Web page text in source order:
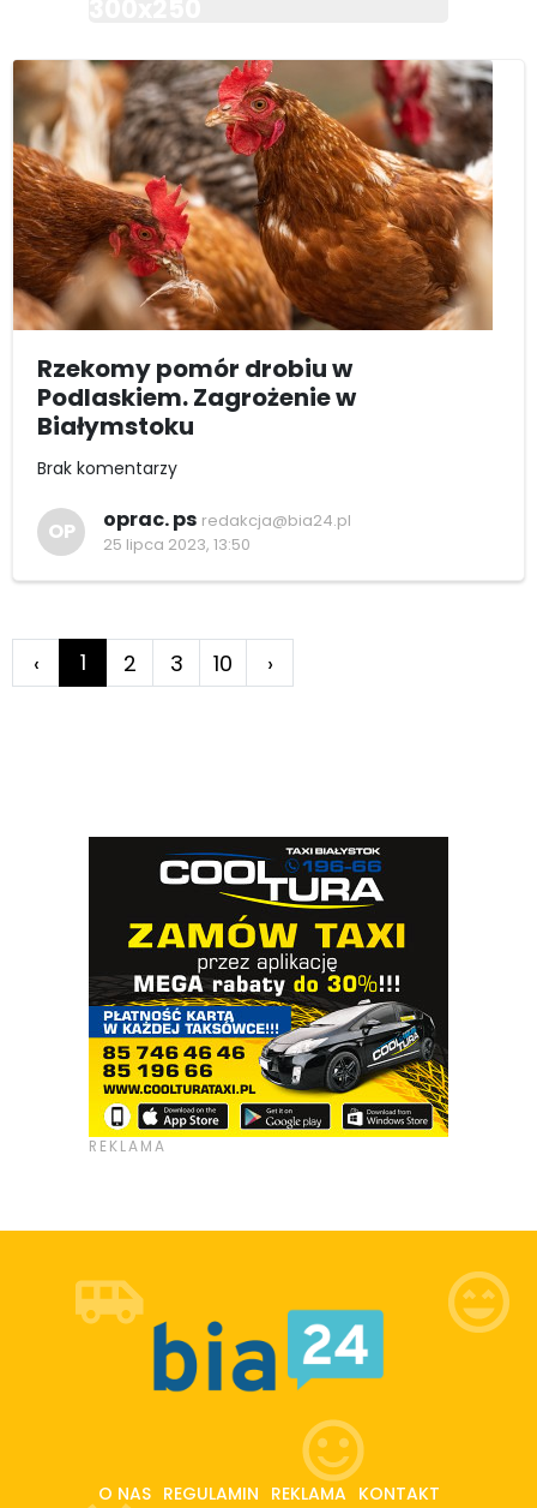
Rzekomy pomór drobiu w
Podlaskiem. Zagrożenie w
Białymstoku
Brak komentarzy
OP oprac. ps redakcja@bia24.pl
25 lipca 2023, 13:50
‹ 1 2 3 10 ›
O NAS REGULAMIN REKLAMA KONTAKT